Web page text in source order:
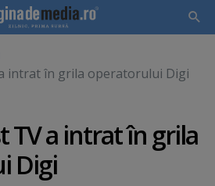
intrat în grila operatorului Digi
TV a intrat în grila
Digi